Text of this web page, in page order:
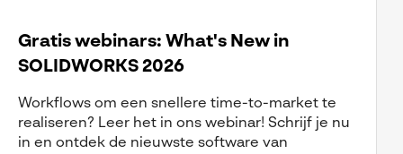
Gratis webinars: What's New in
SOLIDWORKS 2026
Workflows om een snellere time-to-market te
realiseren? Leer het in ons webinar! Schrijf je nu
in en ontdek de nieuwste software van